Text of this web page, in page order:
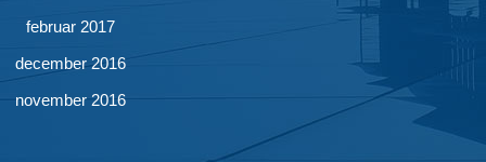
februar 2017
december 2016
november 2016